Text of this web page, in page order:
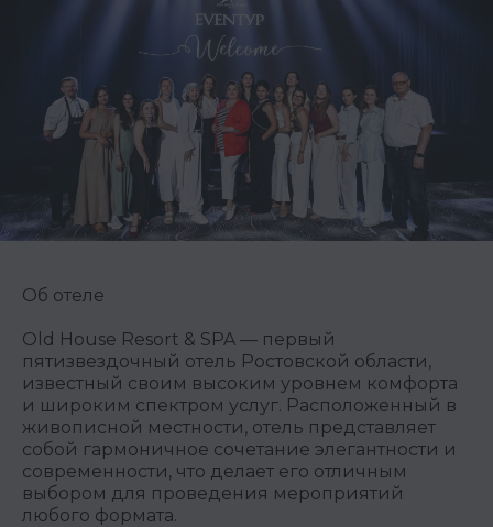
Об отеле
Old House Resort & SPA — первый
пятизвездочный отель Ростовской области,
известный своим высоким уровнем комфорта
и широким спектром услуг. Расположенный в
живописной местности, отель представляет
собой гармоничное сочетание элегантности и
современности, что делает его отличным
выбором для проведения мероприятий
любого формата.